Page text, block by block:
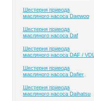
Шестерня привода
масляного насоса Daewoo
Шестерня привода
масляного насоса Daf
Шестерня привода
масляного насоса DAF /
Шестерня привода
масляного насоса Dafier
Шестерня привода
масляного насоса Daihatsu